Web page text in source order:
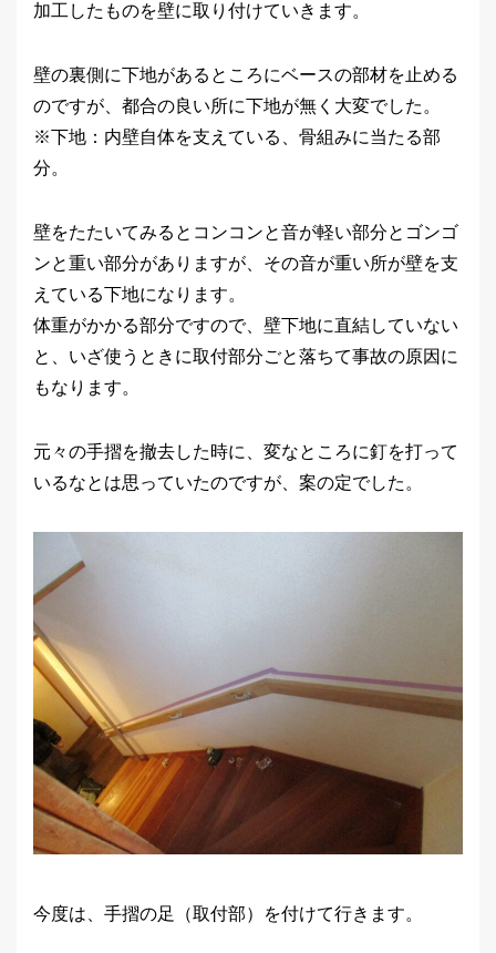
加工したものを壁に取り付けていきます。
壁の裏側に下地があるところにベースの部材を止める
のですが、都合の良い所に下地が無く大変でした。
※下地：内壁自体を支えている、骨組みに当たる部
分。
壁をたたいてみるとコンコンと音が軽い部分とゴンゴ
ンと重い部分がありますが、その音が重い所が壁を支
えている下地になります。
体重がかかる部分ですので、壁下地に直結していない
と、いざ使うときに取付部分ごと落ちて事故の原因に
もなります。
元々の手摺を撤去した時に、変なところに釘を打って
いるなとは思っていたのですが、案の定でした。
今度は、手摺の足（取付部）を付けて行きます。